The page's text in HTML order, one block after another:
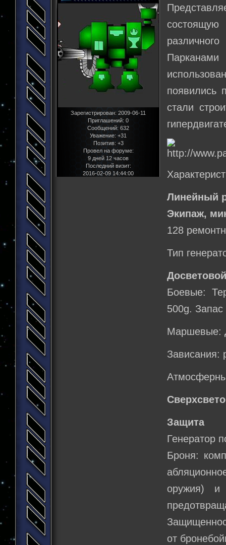
Зарегистрирован: 2009-06-11
Приглашений: 0
Сообщений: 632
Уважение: +31
Позитив: +3
Провел на форуме:
9 дней 12 часов
Последний визит:
2016-02-09 14:44:00
появились
стали
Линейный
Экипаж,
128
Тип
Боевые:
500g.
Маршевые:
Зависания:
Защита
Генератор
Броня:
оружия) и
от